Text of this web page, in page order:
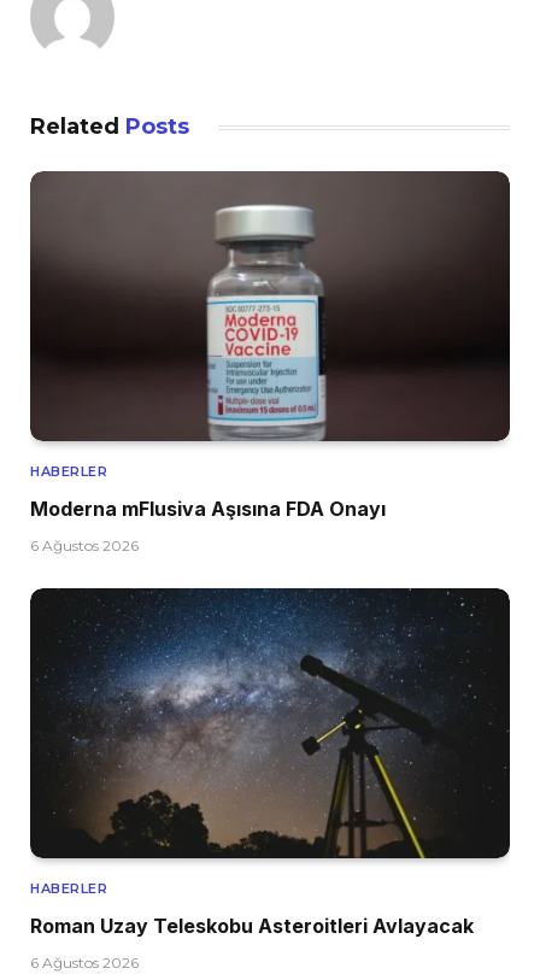
Related Posts
HABERLER
Moderna mFlusiva Aşısına FDA Onayı
6 Ağustos 2026
HABERLER
Roman Uzay Teleskobu Asteroitleri Avlayacak
6 Ağustos 2026